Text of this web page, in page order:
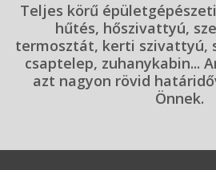
Teljes körű
hűtés, hőszivattyú,
termosztát, kerti szivattyú,
csaptelep, zuhanykabin...
azt nagyon rövid
Önnek.